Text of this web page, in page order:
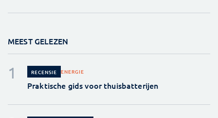
MEEST GELEZEN
RECENSIE ENERGIE
Praktische gids voor thuisbatterijen